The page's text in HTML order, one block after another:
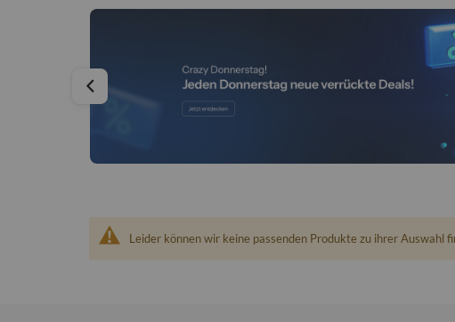
Leider können wir keine passenden Produkte zu ihrer Auswahl